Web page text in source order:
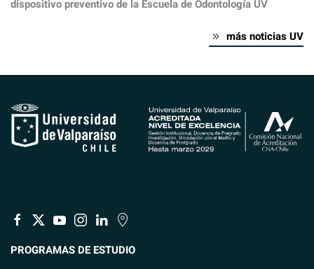
dispositivo preventivo de la Escuela de Odontología UV
más noticias UV
PROGRAMAS DE ESTUDIO